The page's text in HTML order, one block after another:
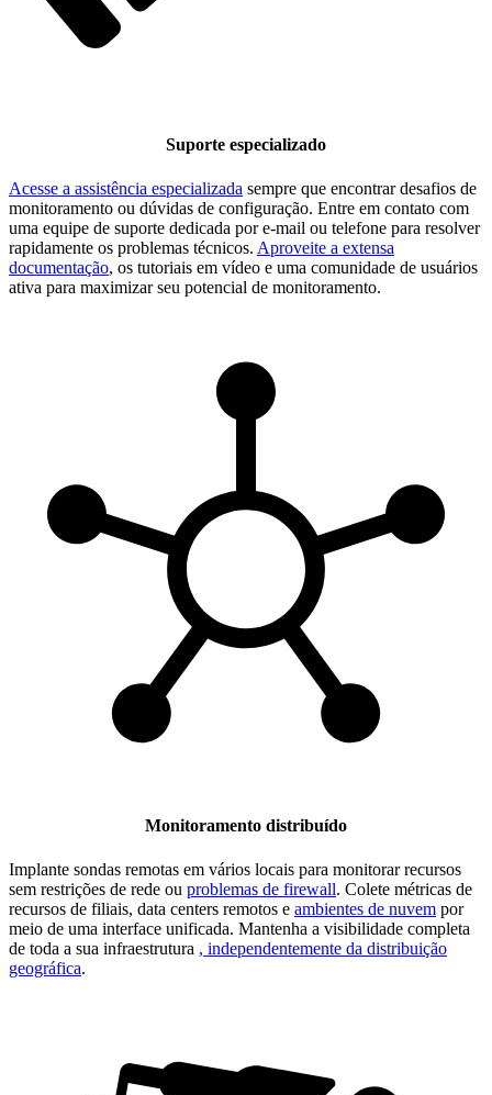
Suporte especializado
Acesse a assistência especializada sempre que encontrar desafios de
monitoramento ou dúvidas de configuração. Entre em contato com
uma equipe de suporte dedicada por e-mail ou telefone para resolver
rapidamente os problemas técnicos. Aproveite a extensa
documentação, os tutoriais em vídeo e uma comunidade de usuários
ativa para maximizar seu potencial de monitoramento.
Monitoramento distribuído
Implante sondas remotas em vários locais para monitorar recursos
sem restrições de rede ou problemas de firewall. Colete métricas de
recursos de filiais, data centers remotos e ambientes de nuvem por
meio de uma interface unificada. Mantenha a visibilidade completa
de toda a sua infraestrutura , independentemente da distribuição
geográfica.